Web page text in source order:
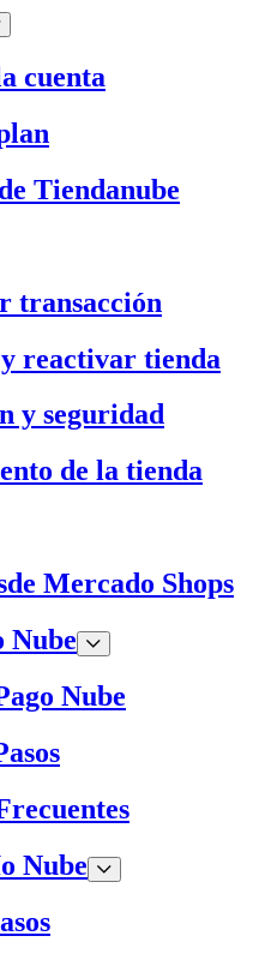
cuenta
Tiendanube
transacción
reactivar tienda
y seguridad
de la tienda
Mercado Shops
Nube
Nube
Nube